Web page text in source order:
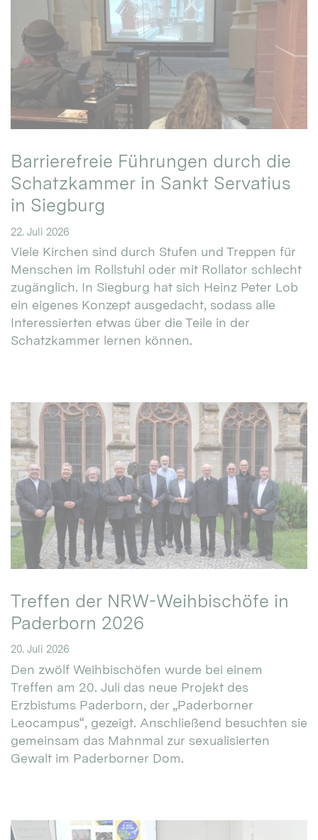
Barrierefreie Führungen durch die
Schatzkammer in Sankt Servatius
in Siegburg
22. Juli 2026
Viele Kirchen sind durch Stufen und Treppen für
Menschen im Rollstuhl oder mit Rollator schlecht
zugänglich. In Siegburg hat sich Heinz Peter Lob
ein eigenes Konzept ausgedacht, sodass alle
Interessierten etwas über die Teile in der
Schatzkammer lernen können.
Treffen der NRW-Weihbischöfe in
Paderborn 2026
20. Juli 2026
Den zwölf Weihbischöfen wurde bei einem
Treffen am 20. Juli das neue Projekt des
Erzbistums Paderborn, der „Paderborner
Leocampus“, gezeigt. Anschließend besuchten sie
gemeinsam das Mahnmal zur sexualisierten
Gewalt im Paderborner Dom.